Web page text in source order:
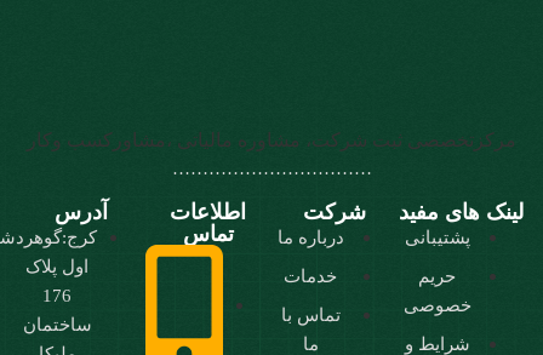
ثبت شرکت، مشاوره مالیاتی ،مشاورکسب وکار
……………………………
های مفید
پشتیبانی
حریم
خصوصی
شرایط و
شرکت
درباره ما
خدمات
تماس با
اطلاعات
تماس
کرج:گوهردشت،فلکه
ساختمان